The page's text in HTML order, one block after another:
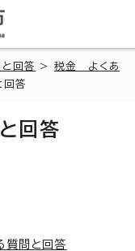
回答 > 税金 よくあ
答
回答
質問と回答